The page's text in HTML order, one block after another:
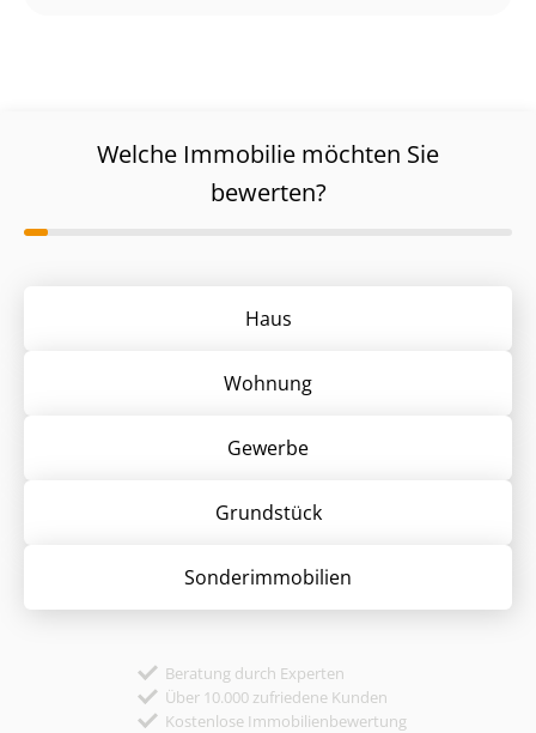
Welche Immobilie möchten Sie
bewerten?
Haus
Wohnung
Gewerbe
Grund­stück
Sonder­immobilien
Beratung durch Experten
Über 10.000 zufriedene Kunden
Kostenlose Immobilienbewertung